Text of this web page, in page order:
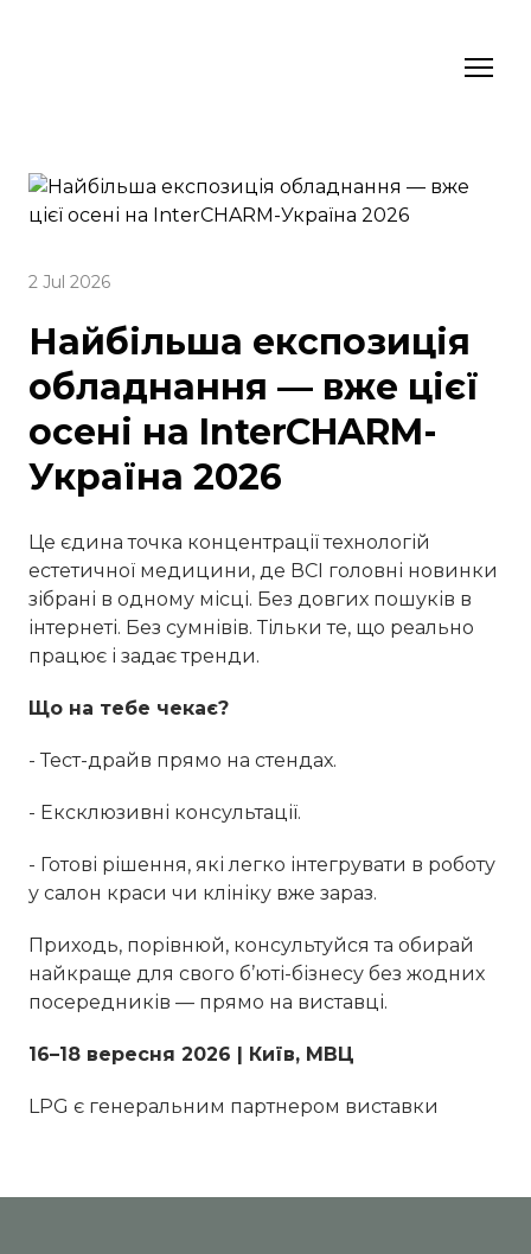
2 Jul 2026
Найбільша експозиція
обладнання — вже цієї
осені на InterCHARM-
Україна 2026
Це єдина точка концентрації технологій
естетичної медицини, де ВСІ головні новинки
зібрані в одному місці. Без довгих пошуків в
інтернеті. Без сумнівів. Тільки те, що реально
працює і задає тренди.
Що на тебе чекає?
- Тест-драйв прямо на стендах.
- Ексклюзивні консультації.
- Готові рішення, які легко інтегрувати в роботу
у салон краси чи клініку вже зараз.
Приходь, порівнюй, консультуйся та обирай
найкраще для свого б’юті-бізнесу без жодних
посередників — прямо на виставці.
16–18 вересня 2026 | Київ, МВЦ
LPG є генеральним партнером виставки